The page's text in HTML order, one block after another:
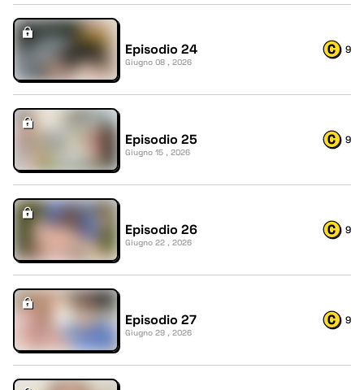
Episodio 24
Giugno 08 , 2026
9
Episodio 25
Giugno 15 , 2026
9
Episodio 26
Giugno 22 , 2026
9
Episodio 27
Giugno 29 , 2026
9